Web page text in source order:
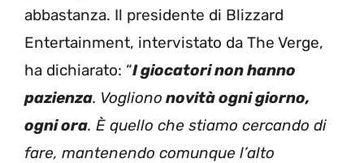
abbastanza. Il presidente di Blizzard
Entertainment, intervistato da The Verge,
ha dichiarato: “I giocatori non hanno
pazienza. Vogliono novità ogni giorno,
ogni ora. È quello che stiamo cercando di
fare, mantenendo comunque l’alto